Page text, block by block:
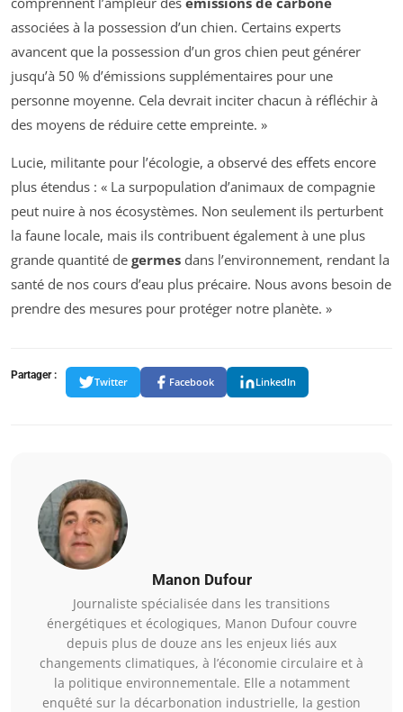
associées à la possession d’un chien. Certains experts
avancent que la possession d’un gros chien peut générer
jusqu’à 50 % d’émissions supplémentaires pour une
personne moyenne. Cela devrait inciter chacun à réfléchir à
des moyens de réduire cette empreinte. »
Lucie, militante pour l’écologie, a observé des effets encore
plus étendus : « La surpopulation d’animaux de compagnie
peut nuire à nos écosystèmes. Non seulement ils perturbent
la faune locale, mais ils contribuent également à une plus
grande quantité de germes dans l’environnement, rendant la
santé de nos cours d’eau plus précaire. Nous avons besoin de
prendre des mesures pour protéger notre planète. »
Partager :
Twitter Facebook LinkedIn
Manon Dufour
Journaliste spécialisée dans les transitions
énergétiques et écologiques, Manon Dufour couvre
depuis plus de douze ans les enjeux liés aux
changements climatiques, à l’économie circulaire et à
la politique environnementale. Elle a notamment
enquêté sur la décarbonation industrielle, la gestion